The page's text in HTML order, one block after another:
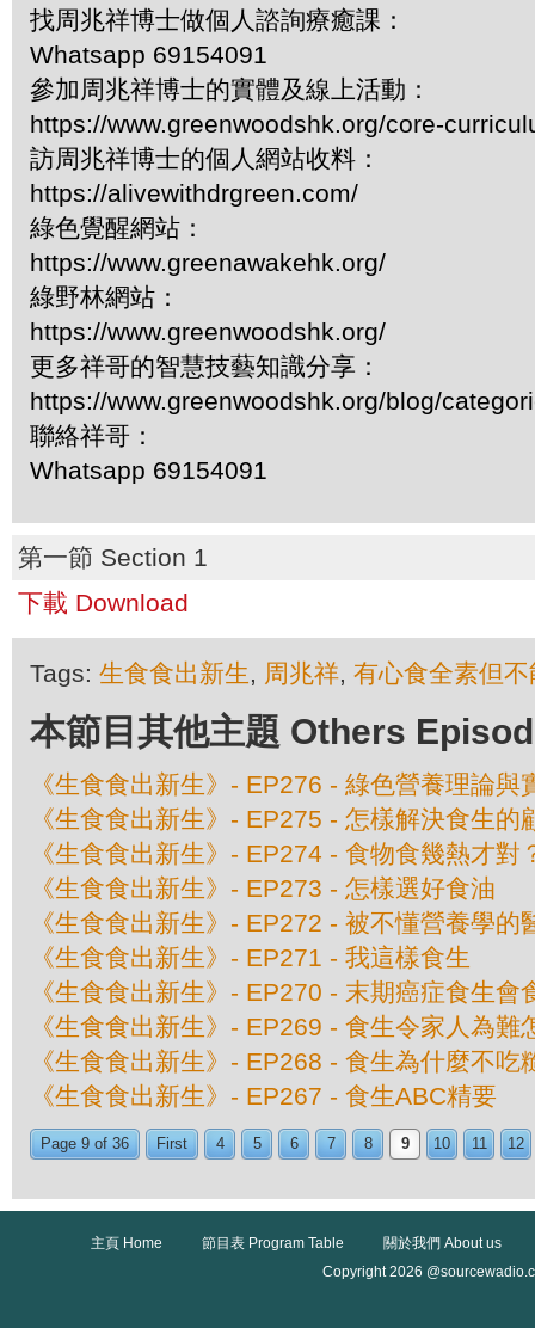
找周兆祥博士做個人諮詢療癒課：
Whatsapp 69154091
參加周兆祥博士的實體及線上活動：
https://www.greenwoodshk.org/core-
訪周兆祥博士的個人網站收料：
https://alivewithdrgreen.com/
綠色覺醒網站：
https://www.greenawakehk.org/
綠野林網站：
https://www.greenwoodshk.org/
更多祥哥的智慧技藝知識分享：
https://www.greenwoodshk.org/blog/
聯絡祥哥：
Whatsapp 69154091
第一節 Section 1
下載 Download
Tags: 生食食出新生, 周兆祥, 有心食全素但不
本節目其他主題 Others
《生食食出新生》- EP276 - 綠色營養理論與
《生食食出新生》- EP275 - 怎樣解決食生的
《生食食出新生》- EP274 - 食物食幾熱才對
《生食食出新生》- EP273 - 怎樣選好食油
《生食食出新生》- EP272 - 被不懂營養學的
《生食食出新生》- EP271 - 我這樣食生
《生食食出新生》- EP270 - 末期癌症食生會
《生食食出新生》- EP269 - 食生令家人為難
《生食食出新生》- EP268 - 食生為什麼不吃
《生食食出新生》- EP267 - 食生ABC精要
Page 9 of 36 First 4 5 6 7 8 9 10 11 12
主頁 Home 節目表 Program Table
關於我們 About us
Copyright 2026